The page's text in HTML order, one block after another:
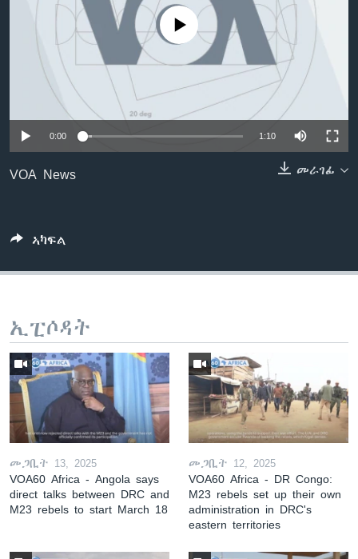
ቂሔ ጽልሚ
ቋንቋታትNo media source currently available
0:00 1:10
መራገፊ
VOA News
ኣካፍል
ኢፒሶዳት
መጋቢት 13, 2025
VOA60 Africa - Angola says
direct talks between DRC and
M23 rebels to start March 18
መጋቢት 12, 2025
VOA60 Africa - DR Congo:
M23 rebels set up their own
administration in DRC's
eastern territories